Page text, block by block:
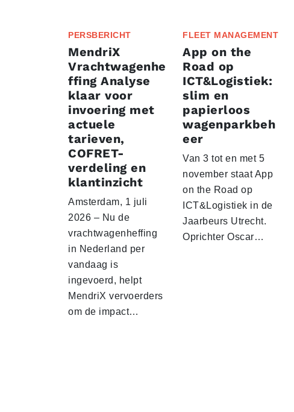
PERSBERICHT
MendriX
Vrachtwagenhe
ffing Analyse
klaar voor
invoering met
actuele
tarieven,
COFRET-
verdeling en
klantinzicht
Amsterdam, 1 juli
2026 – Nu de
vrachtwagenheffing
in Nederland per
vandaag is
ingevoerd, helpt
MendriX vervoerders
om de impact…
FLEET MANAGEMENT
App on the
Road op
ICT&Logistiek:
slim en
papierloos
wagenparkbeh
eer
Van 3 tot en met 5
november staat App
on the Road op
ICT&Logistiek in de
Jaarbeurs Utrecht.
Oprichter Oscar…